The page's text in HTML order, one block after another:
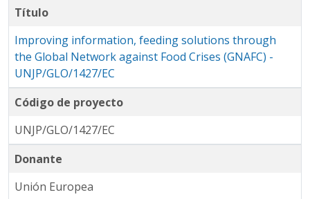
Título
Improving information, feeding solutions through
the Global Network against Food Crises (GNAFC) -
UNJP/GLO/1427/EC
Código de proyecto
UNJP/GLO/1427/EC
Donante
Unión Europea